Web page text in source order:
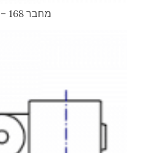
מחבר 168 – מבט על